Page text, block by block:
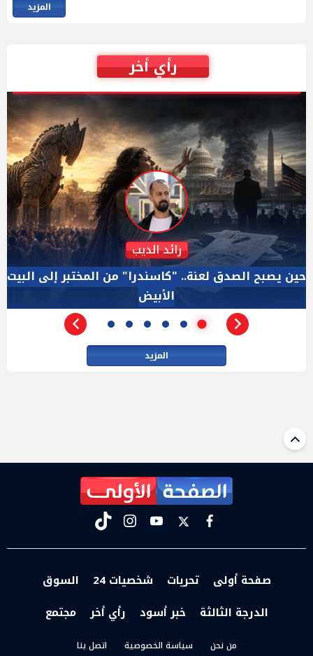
المزيد
رأي أخر
دكتور نزيه الحكيم
الإجازة البرلمانية ليست إجازة من الرقابة.. والسؤال ليس
الأداة الوحيده بعد فض الانعقاد
المزيد
facebook
twitter
youtube
instagram
tiktok
صفحة أولى تحريات شخصيات 24
السوق
الدرجة الثالثة
خبر أسود رأي أخر مجتمع
من نحن سياسة الخصوصية اتصل بنا